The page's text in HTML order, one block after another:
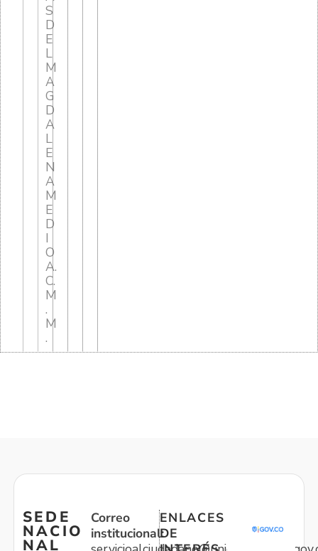
S
D
E
L
M
A
G
D
A
L
E
N
A
M
E
D
I
O
A.
C.
M
.
M
.
SEDE
NACIO
NAL
Correo
institucional:
ENLACES
DE